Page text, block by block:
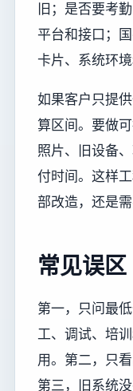
旧；是否要考
平台和接口；
卡片、系统环境
如果客户只提
算区间。要做
照片、旧设备
付时间。这样
部改造，还是
常见误区
第一，只问最
工、调试、培
用。第二，只
第三，旧系统